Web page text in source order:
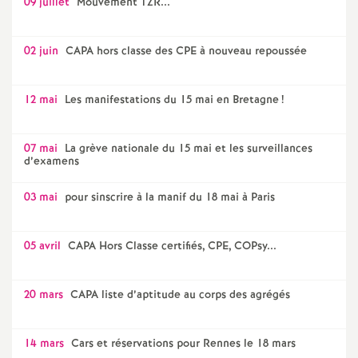
02 juin CAPA hors classe des CPE à nouveau repoussée
12 mai Les manifestations du 15 mai en Bretagne!
07 mai La grève nationale du 15 mai et les surveillances
d’examens
03 mai pour sinscrire à la manif du 18 mai à Paris
05 avril CAPA Hors Classe certifiés, CPE, COPsy...
20 mars CAPA liste d’aptitude au corps des agrégés
14 mars Cars et réservations pour Rennes le 18 mars